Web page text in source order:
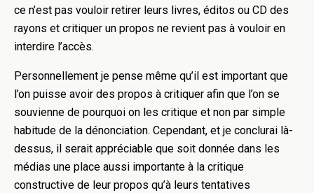
ce n’est pas vouloir retirer leurs livres, éditos ou CD des
rayons et critiquer un propos ne revient pas à vouloir en
interdire l’accès.
Personnellement je pense même qu’il est important que
l’on puisse avoir des propos à critiquer afin que l’on se
souvienne de pourquoi on les critique et non par simple
habitude de la dénonciation. Cependant, et je conclurai là-
dessus, il serait appréciable que soit donnée dans les
médias une place aussi importante à la critique
constructive de leur propos qu’à leurs tentatives